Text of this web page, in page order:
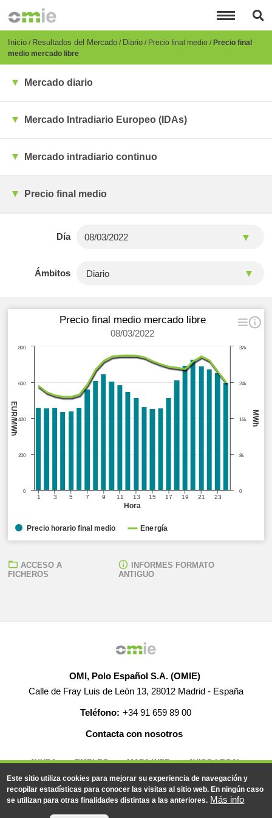
principal
Breadcrumb
Inicio Resultados del Mercado Diario Precio final medio Precio final
medio mercado libre
Mercado diario
Mercado Intradiario Europeo (IDAs)
Mercado intradiario continuo
Precio final medio
Día
Ámbitos
Hora
MWh
EUR/MWh
Precio final medio mercado libre
08/03/2022
1 3 5 7 9 11 13 15 17 19 21 23
0
24k
8k
16k
32k
0
600
200
400
800
Precio horario final medio Energía
ACCESO A
FICHEROS
INFORMES FORMATO
ANTIGUO
OMI, Polo Español S.A. (OMIE)
Calle de Fray Luis de León 13, 28012 Madrid - España
Teléfono: +34 91 659 89 00
Contacta con nosotros
© 2019-2026 - Todos los derechos reservados
AYUDA EMPLEO MAPA WEB AVISO LEGAL
Este sitio utiliza cookies para mejorar su experiencia de navegación y
recopilar estadísticas para conocer las visitas al sitio web. En ningún caso
se utilizan para otras finalidades distintas a las anteriores. Más info